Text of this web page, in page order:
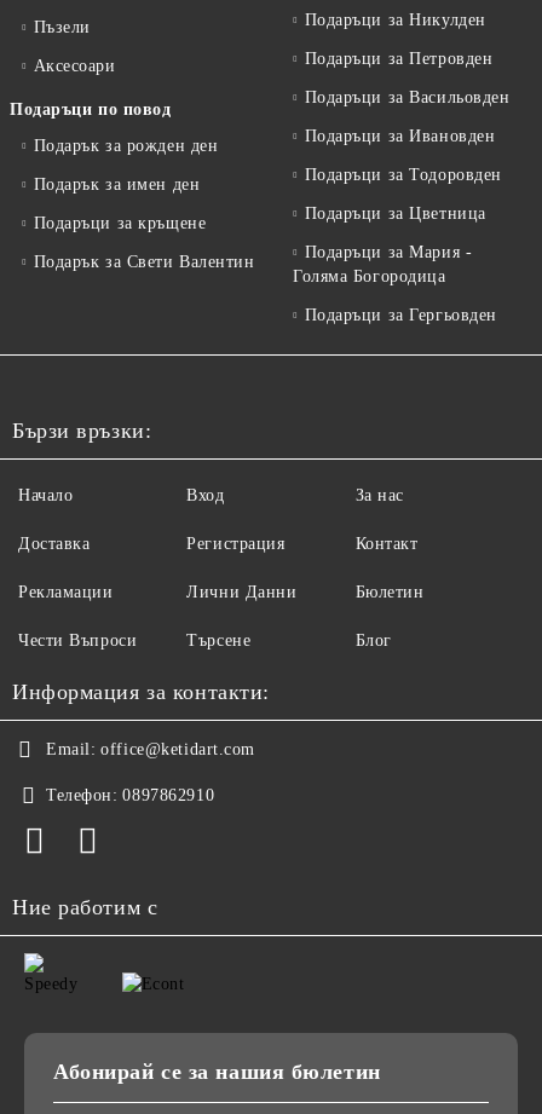
Пъзели
Аксесоари
Подаръци по повод
Подарък за рожден ден
Подарък за имен ден
Подаръци за кръщене
Подарък за Свети Валентин
Подаръци за Никулден
Подаръци за Петровден
Подаръци за Васильовден
Подаръци за Ивановден
Подаръци за Тодоровден
Подаръци за Цветница
Подаръци за Мария -
Голяма Богородица
Подаръци за Гергьовден
Бързи връзки:
Начало
Доставка
Рекламации
Чести Въпроси
Вход
Регистрация
Лични Данни
Търсене
За нас
Контакт
Бюлетин
Блог
Информация за контакти:
Email: office@ketidart.com
Телефон: 0897862910
Ние работим с
Абонирай се за нашия бюлетин